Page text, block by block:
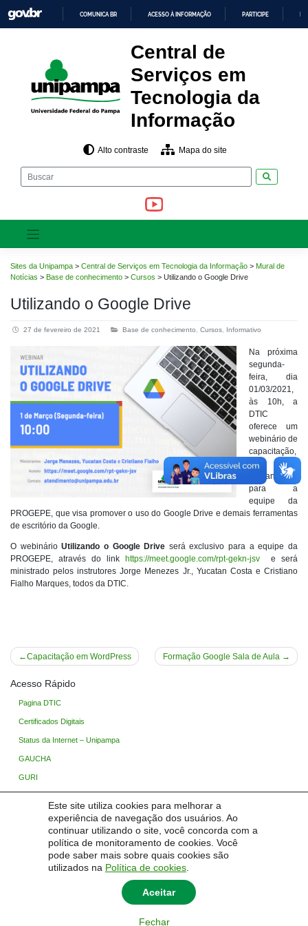
Este site utiliza cookies para melhorar a
experiência de navegação dos usuários. Ao
continuar utilizando o site, você concorda com a
política de monitoramento de cookies. Você
pode saber mais sobre quais cookies são
utilizados na Política de cookies
Aceitar
Fechar
para
o
O
CONTEÚDO
COMUNICA BR ACESSO À INFORMAÇÃO PARTICIPE
Central de
Serviços em
Tecnologia da
Informação
Alto contraste Mapa do site
Sites da Unipampa > Central de Serviços em Tecnologia da Informação > Mural de
Notícias > Base de conhecimento > Cursos > Utilizando o Google Drive
Utilizando o Google Drive
27 de fevereiro de 2021 Base de conhecimento Cursos Informativo
Na próxima
segunda-
feira, dia
01/03/2021,
às 10h, a
DTIC
oferece um
webinário de
capacitação,
sob
demanda
para a
equipe da
PROGEPE, que visa promover o uso do Google Drive e demais ferramentas
de escritório da Google.
O webinárioUtilizando o Google Drive será exclusivo para a equipe da
PROGEPE, através do link
https://meet.google.com/rpt-gekn-jsv e será
ministrado pelos instrutores Jorge Menezes Jr., Yucatan Costa e Cristiano
Fialho Marques, todos da DTIC.
Navegação
Capacitação em WordPress Formação Google Sala de Aula
Acesso Rápido
Pagina DTIC
Certificados Digitais
Status da Internet – Unipampa
GAUCHA
GURI
Processo Seletivo
Base de Conhecimento
TIC Wiki (Restrito)
Central de Serviços em Tecnologia da Informação